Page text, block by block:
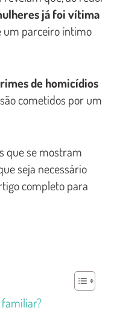
já foi vítima
um parceiro íntimo
de homicídios
cometidos por um
que se mostram
seja necessário
completo para
familiar?